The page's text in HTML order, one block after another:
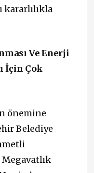
kararlılıkla
Ve Enerji
İçin Çok
önemine
Belediye